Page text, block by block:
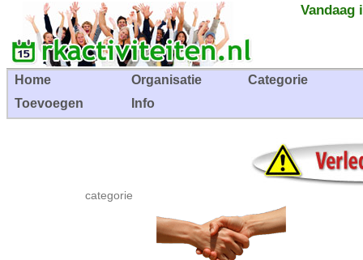
Vandaag
Home Organisatie
Categorie
Toevoegen
Info
categorie